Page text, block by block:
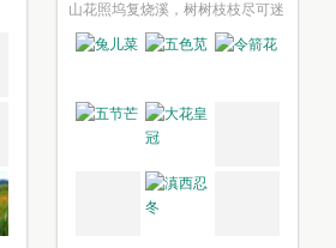
山花照坞复烧溪，树树枝枝尽可迷